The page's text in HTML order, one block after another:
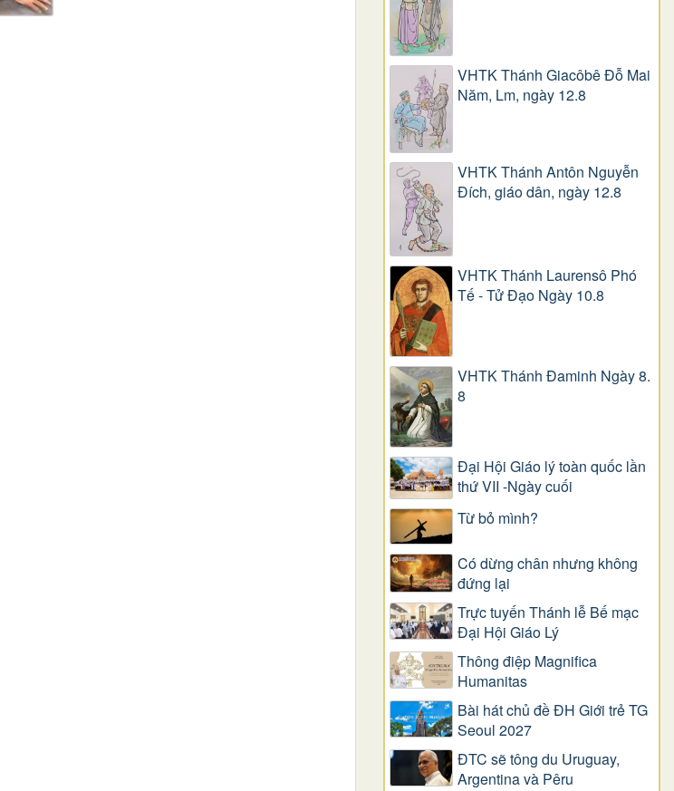
VHTK Thánh Giacôbê Ðỗ Mai
Năm, Lm, ngày 12.8
VHTK Thánh Antôn Nguyễn
Ðích, giáo dân, ngày 12.8
VHTK Thánh Laurensô Phó
Tế - Tử Đạo Ngày 10.8
VHTK Thánh Đaminh Ngày 8.
8
Đại Hội Giáo lý toàn quốc lần
thứ VII -Ngày cuối
Từ bỏ mình?
Có dừng chân nhưng không
đứng lại
Trực tuyến Thánh lễ Bế mạc
Đại Hội Giáo Lý
Thông điệp Magnifica
Humanitas
Bài hát chủ đề ĐH Giới trẻ TG
Seoul 2027
ĐTC sẽ tông du Uruguay,
Argentina và Pêru